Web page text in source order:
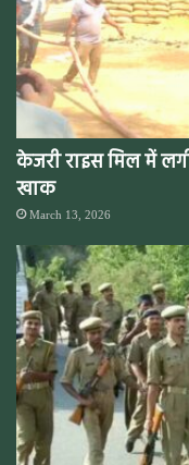
केजरी राइस मिल में
खाक
March 13, 2026